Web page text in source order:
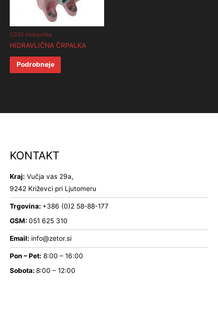
C335 Hidravlika
HIDRAVLIČNA ČRPALKA
Podrobneje
KONTAKT
Kraj: Vučja vas 29a,
9242 Križevci pri Ljutomeru
Trgovina: +386 (0)2 58-88-177
GSM: 051 625 310
Email: info@zetor.si
Pon – Pet: 8:00 – 16:00
Sobota: 8:00 – 12:00